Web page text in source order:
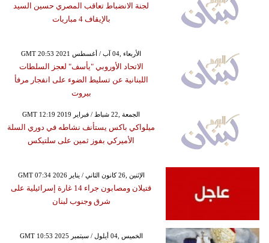
لجنة الانضباط تعاقب المصري حسين السيد
بالإيقاف 4 مباريات
GMT 20:53 2021 الأربعاء ,04 آب / أغسطس
الاتحاد الأوروبي "يأسف" لعجز السلطات
اللبنانية عن تسليط الضوء على انفجار مرفأ
بيروت
GMT 12:19 2019 الجمعة ,22 شباط / فبراير
ميلواكي باكس يستأنف نشاطه في دوري السلة
الأميركي بفوز ثمين على سلتيكس
GMT 07:34 2026 الإثنين ,26 كانون الثاني / يناير
قتيلان ومصابون جراء 14 غارة إسرائيلية على
شرق وجنوب لبنان
GMT 10:53 2025 الخميس ,04 أيلول / سبتمبر